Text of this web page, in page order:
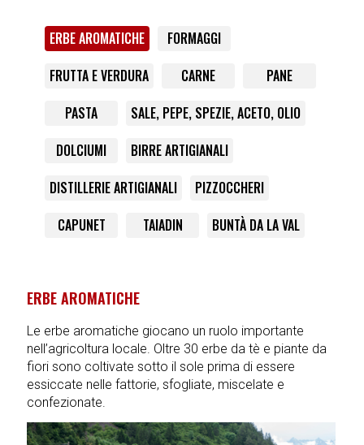
ERBE AROMATICHE
FORMAGGI
FRUTTA E VERDURA
CARNE
PANE
PASTA
SALE, PEPE, SPEZIE, ACETO, OLIO
DOLCIUMI
BIRRE ARTIGIANALI
DISTILLERIE ARTIGIANALI
PIZZOCCHERI
CAPUNET
TAIADIN BUNTÀ DA LA VAL
ERBE AROMATICHE
Le erbe aromatiche giocano un ruolo importante
nell’agricoltura locale. Oltre 30 erbe da tè e piante da
fiori sono coltivate sotto il sole prima di essere
essiccate nelle fattorie, sfogliate, miscelate e
confezionate.